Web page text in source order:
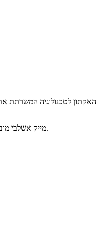
מייק אשלבי מוביל את המוצר. הוא הצטרף לאחר שראה שני חברי קהילה איראנים בכנסייה שלו מתקשים לעקוב אחר השירות — חמות שלא דיברה אנגלית, וחתן שלא יכול היה לתרגם את הדרשה בזמן אמת.